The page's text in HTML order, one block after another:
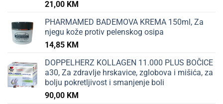
21,00 KM
PHARMAMED BADEMOVA KREMA 150ml, Za
njegu kože protiv pelenskog osipa
14,85 KM
DOPPELHERZ KOLLAGEN 11.000 PLUS BOČICE
a30, Za zdravlje hrskavice, zglobova i mišića, za
bolju pokretljivost i smanjenje boli
90,00 KM